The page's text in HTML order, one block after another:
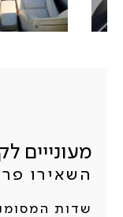
מעונייים
השאירו
שדות